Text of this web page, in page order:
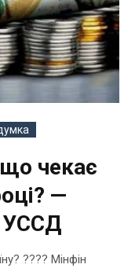
чекає
—
УССД
???? Мінфін